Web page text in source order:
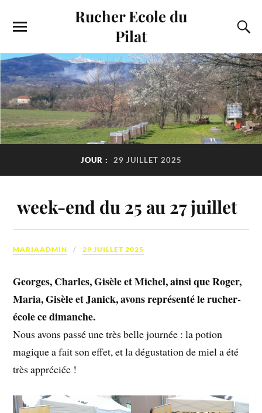
Rucher Ecole du
Pilat
JOUR : 29 JUILLET 2025
week-end du 25 au 27 juillet
MARIAADMIN 29 JUILLET 2025
Georges, Charles, Gisèle et Michel, ainsi que Roger,
Maria, Gisèle et Janick, avons représenté le rucher-
école ce dimanche.
Nous avons passé une très belle journée : la potion
magique a fait son effet, et la dégustation de miel a été
très appréciée !